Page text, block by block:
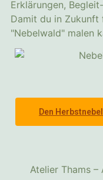
Erklärungen,
Damit du in Zukunft
"Nebelwald" malen
Den
Atelier Thams –